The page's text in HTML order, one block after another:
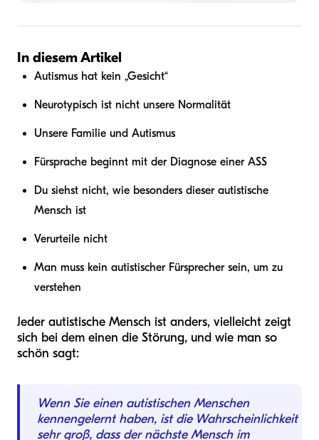
In diesem Artikel
Autismus hat kein „Gesicht“
Neurotypisch ist nicht unsere Normalität
Unsere Familie und Autismus
Fürsprache beginnt mit der Diagnose einer ASS
Du siehst nicht, wie besonders dieser autistische
Mensch ist
Verurteile nicht
Man muss kein autistischer Fürsprecher sein, um zu
verstehen
Jeder autistische Mensch ist anders, vielleicht zeigt
sich bei dem einen die Störung, und wie man so
schön sagt:
Wenn Sie einen autistischen Menschen
kennengelernt haben, ist die Wahrscheinlichkeit
sehr groß, dass der nächste Mensch im